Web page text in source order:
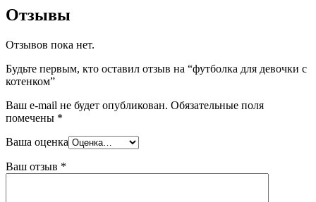
Отзывы
Отзывов пока нет.
Будьте первым, кто оставил отзыв на “футболка для девочки с
котенком”
Ваш e-mail не будет опубликован. Обязательные поля
помечены *
Ваша оценка
Ваш отзыв *